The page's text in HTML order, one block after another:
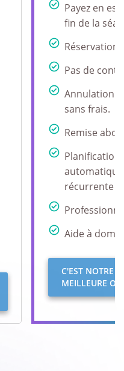
Payez en
fin de la
Réservation
Pas de
Annulation
sans frais.
Remise
Planification
automatique
récurrente
Aide à
C'EST NOTRE
MEILLEURE